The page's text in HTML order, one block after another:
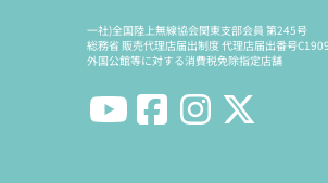
一社)全国陸上無線協会関東支部会員 第245号
総務省 販売代理店届出制度 代理店届出番号
外国公館等に対する消費税免除指定店舗